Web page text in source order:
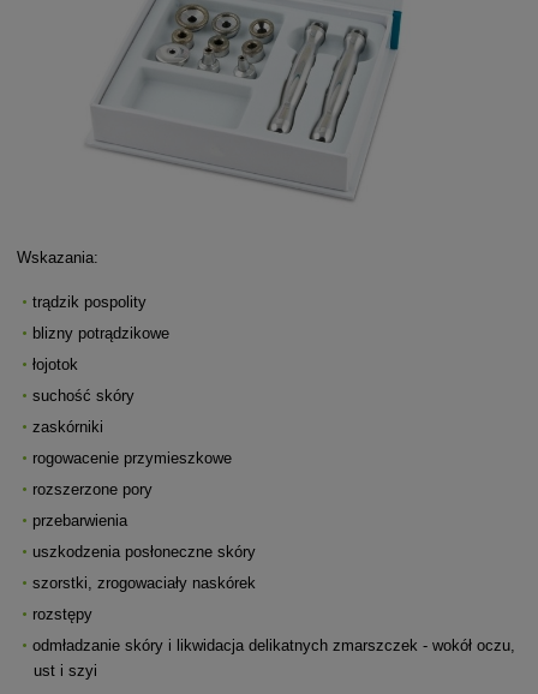
Wskazania:
trądzik pospolity
blizny potrądzikowe
łojotok
suchość skóry
zaskórniki
rogowacenie przymieszkowe
rozszerzone pory
przebarwienia
uszkodzenia posłoneczne skóry
szorstki, zrogowaciały naskórek
rozstępy
odmładzanie skóry i likwidacja delikatnych zmarszczek - wokół oczu,
ust i szyi